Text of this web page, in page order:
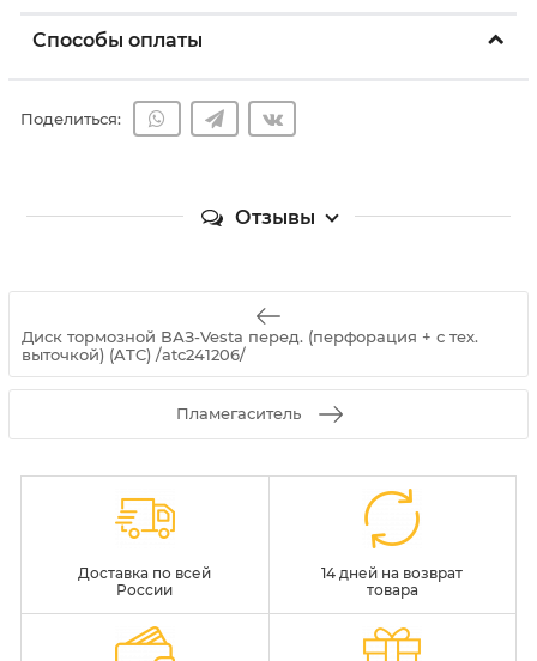
Способы оплаты
Поделиться:
Отзывы
Диск тормозной ВАЗ-Vesta перед. (перфорация + с тех.
выточкой) (ATC) /atc241206/
Пламегаситель
Доставка по всей
России
14 дней на возврат
товара